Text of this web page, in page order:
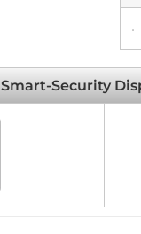
Security